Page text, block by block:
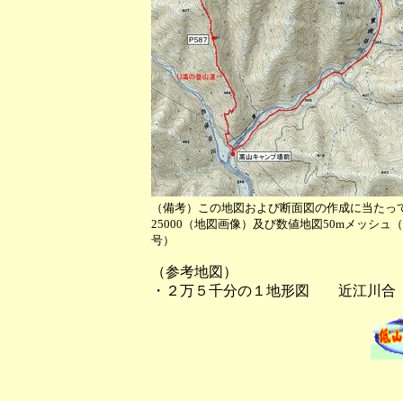
（備考）この地図および断面図の作成に当た
25000（地図画像）及び数値地図50mメッシ
号）
（参考地図）
・２万５千分の１地形図 近江川合